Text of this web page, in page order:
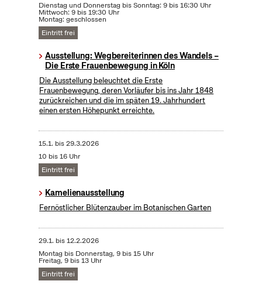
Dienstag und Donnerstag bis Sonntag: 9 bis 16:30 Uhr
Mittwoch: 9 bis 19:30 Uhr
Montag: geschlossen
Eintritt frei
Ausstellung: Wegbereiterinnen des Wandels –
Die Erste Frauenbewegung in Köln
Die Ausstellung beleuchtet die Erste
Frauenbewegung, deren Vorläufer bis ins Jahr 1848
zurückreichen und die im späten 19. Jahrhundert
einen ersten Höhepunkt erreichte.
15.1. bis29.3.2026
10 bis 16 Uhr
Eintritt frei
Kamelienausstellung
Fernöstlicher Blütenzauber im Botanischen Garten
29.1. bis12.2.2026
Montag bis Donnerstag, 9 bis 15 Uhr
Freitag, 9 bis 13 Uhr
Eintritt frei